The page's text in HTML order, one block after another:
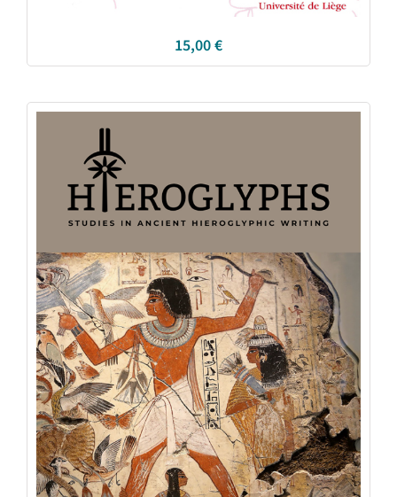
15,00€